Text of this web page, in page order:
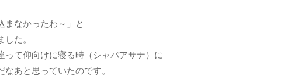
まなかったわ～」と
た。
って仰向けに寝る時（シャバアサナ）に
なあと思っていたのです。